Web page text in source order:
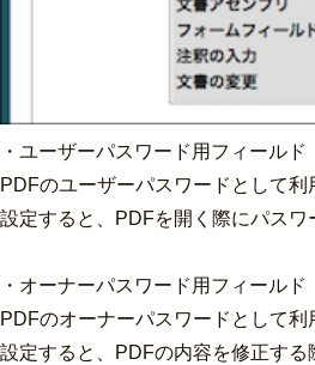
・ユーザーパスワード用フィールド
PDFのユーザーパスワードとして
設定すると、PDFを開く際にパスワ
・オーナーパスワード用フィールド
PDFのオーナーパスワードとして
設定すると、PDFの内容を修正す